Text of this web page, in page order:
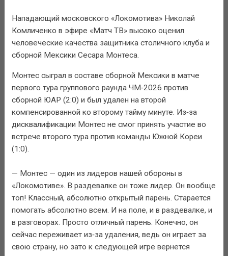
Нападающий московского «Локомотива» Николай
Комличенко в эфире «Матч ТВ» высоко оценил
человеческие качества защитника столичного клуба и
сборной Мексики Сесара Монтеса.
Монтес сыграл в составе сборной Мексики в матче
первого тура группового раунда ЧМ‑2026 против
сборной ЮАР (2:0) и был удален на второй
компенсированной ко второму тайму минуте. Из‑за
дисквалификации Монтес не смог принять участие во
встрече второго тура против команды Южной Кореи
(1:0).
— Монтес — один из лидеров нашей обороны в
«Локомотиве». В раздевалке он тоже лидер. Он вообще
топ! Классный, абсолютно открытый парень. Старается
помогать абсолютно всем. И на поле, и в раздевалке, и
в разговорах. Просто отличный парень. Конечно, он
сейчас переживает из‑за удаления, ведь он играет за
свою страну, но зато к следующей игре вернется